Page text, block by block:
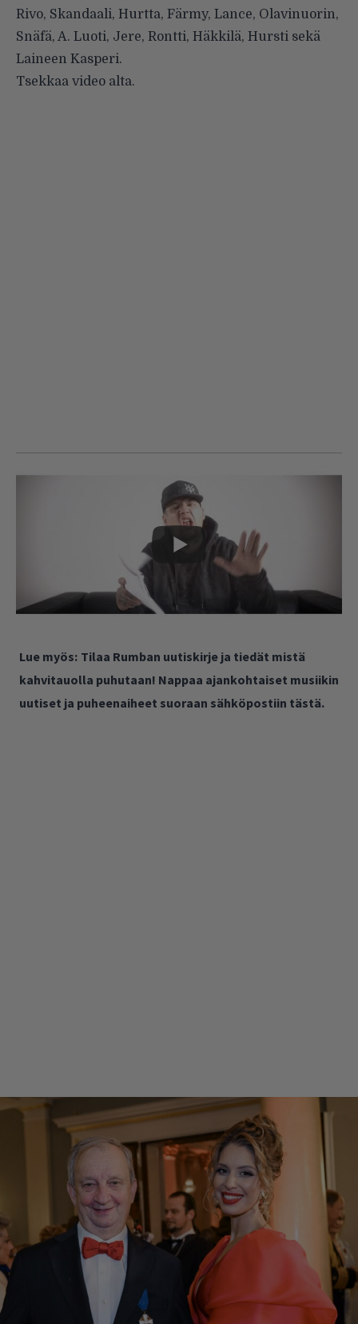
Rivo, Skandaali, Hurtta, Färmy, Lance, Olavinuorin,
Snäfä, A. Luoti, Jere, Rontti, Häkkilä, Hursti sekä
Laineen Kasperi.
Tsekkaa video alta.
Lue myös: Tilaa Rumban uutiskirje ja tiedät mistä
kahvitauolla puhutaan! Nappaa ajankohtaiset musiikin
uutiset ja puheenaiheet suoraan sähköpostiin tästä.